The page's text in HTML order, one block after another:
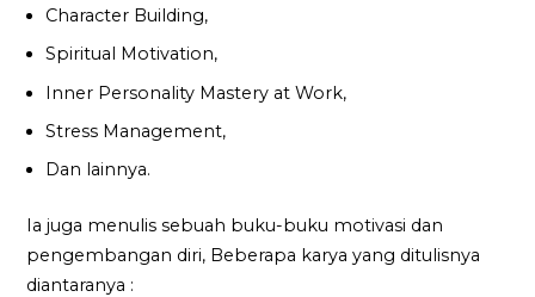
Character Building,
Spiritual Motivation,
Inner Personality Mastery at Work,
Stress Management,
Dan lainnya.
Ia juga menulis sebuah buku-buku motivasi dan
pengembangan diri, Beberapa karya yang ditulisnya
diantaranya :